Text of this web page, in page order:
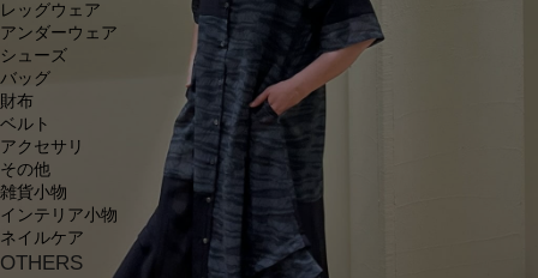
レッグウェア
アンダーウェア
シューズ
バッグ
財布
ベルト
アクセサリ
その他
雑貨小物
インテリア小物
ネイルケア
OTHERS